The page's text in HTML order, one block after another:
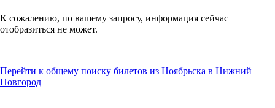
К сожалению, по вашему запросу, информация сейчас
отобразиться не может.
Перейти к общему поиску билетов из Ноябрьска в Нижний
Новгород